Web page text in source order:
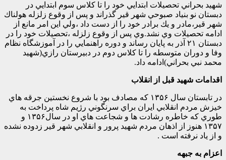
شهيد بحراني تحصيلات ابتدايي خود را تا كلاس سوم ابتدايي در
دبستان نو بنياد صبوحي شهر قير گذراند و پس از وقوع زلزله هولناك
شهر قير،مادر و يك برادر خود را از دست داد ،ولي اين امر مانع از
ادامه تحصيلات وي نشد.وي پس از وقوع زلزله ،تحصيلات خود را در
دبستان ۲۱ آذر به پايان رساند و دوره راهنمايي را در آموزشگاه نظام
وفا و دوران متوسطه را تا كلاس دوم در دبيرستان رازي(شهيد
محمد نبي بحراني)ادامه داد.
اقدامات شهید قبل از انقلاب
در تابستان سال ۱۳۵۶ كه مصادف بود با شروع نخستين جرقه هاي
خيزش مردم انقلابي ايران براي سرنگوني رژيم شاه پرداخت به
طوري كه خاطره رشادت ها و شجاعت هاي او در سال۱۳۵۶ و
۱۳۵۷ هنوز از اذهان مردم شهيد پرور و انقلابي شهر قير زدوده نشده
و از ياد نرفته است .
اعزام به جبهه